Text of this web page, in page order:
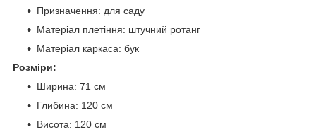
Призначення: для саду
Матеріал плетіння: штучний ротанг
Матеріал каркаса: бук
Розміри:
Ширина: 71 см
Глибина: 120 см
Висота: 120 см